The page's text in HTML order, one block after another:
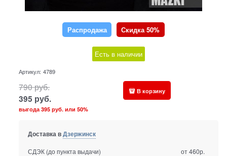
Распродажа Скидка 50%
Есть в наличии
Артикул: 4789
790руб.
395 руб.
выгода395 руб. или50%
В корзину
Доставка вДзержинск
СДЭК (до пункта выдачи)
от 460р.